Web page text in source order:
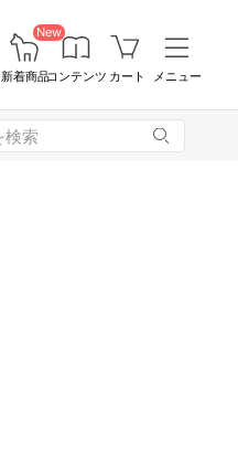
New
新着商品コンテンツ カート メニュー